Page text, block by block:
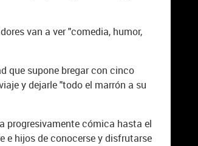
van a ver "comedia, humor,
que supone bregar con cinco
y dejarle "todo el marrón a su
progresivamente cómica hasta el
e hijos de conocerse y disfrutarse